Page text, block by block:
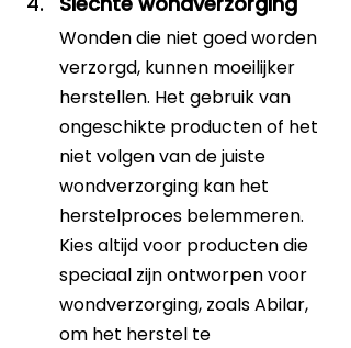
Wonden die niet goed worden
verzorgd, kunnen moeilijker
herstellen. Het gebruik van
ongeschikte producten of het
niet volgen van de juiste
wondverzorging kan het
herstelproces belemmeren.
Kies altijd voor producten die
speciaal zijn ontworpen voor
wondverzorging, zoals Abilar,
om het herstel te